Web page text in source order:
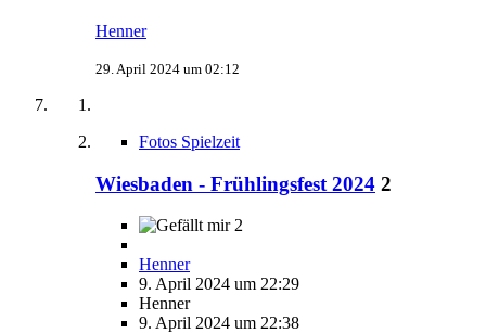
Henner
29. April 2024 um 02:12
Fotos Spielzeit
Wiesbaden - Frühlingsfest 2024 2
2
Henner
9. April 2024 um 22:29
Henner
9. April 2024 um 22:38